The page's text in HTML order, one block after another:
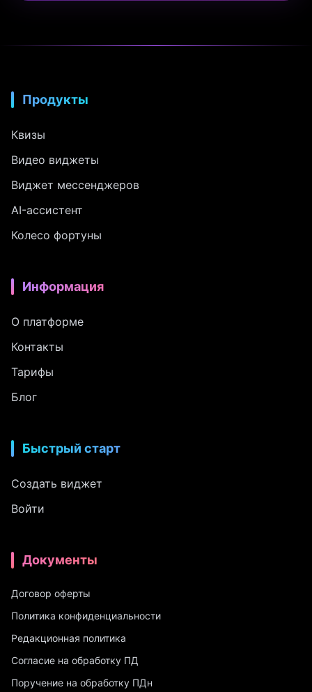
Продукты
Квизы
Видео виджеты
Виджет мессенджеров
AI-ассистент
Колесо фортуны
Информация
О платформе
Контакты
Тарифы
Блог
Быстрый старт
Создать виджет
Войти
Документы
Договор оферты
Политика конфиденциальности
Редакционная политика
Согласие на обработку ПД
Поручение на обработку ПДн